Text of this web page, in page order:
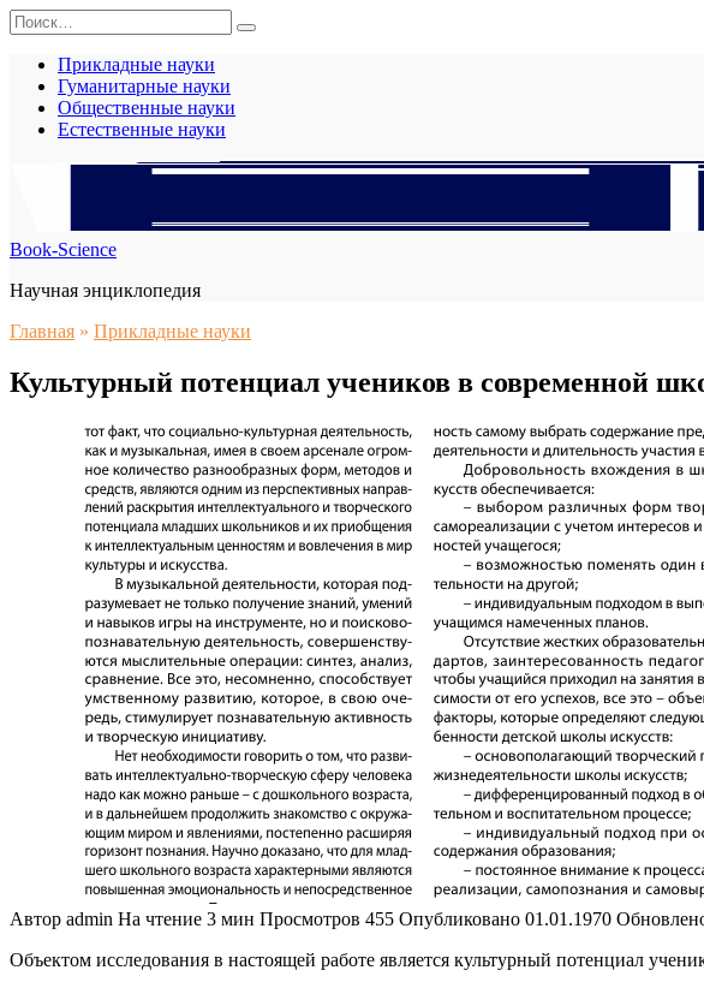
Перейти
к
содержанию
Search
for:
Прикладные науки
Гуманитарные науки
Общественные науки
Естественные науки
Book-Science
Научная энциклопедия
Главная » Прикладные науки
Культурный потенциал учеников в современной
Автор admin На чтение 3 мин Просмотров 455 Опубликовано 01.01.1970
Объектом исследования в настоящей работе является культурный потенциал